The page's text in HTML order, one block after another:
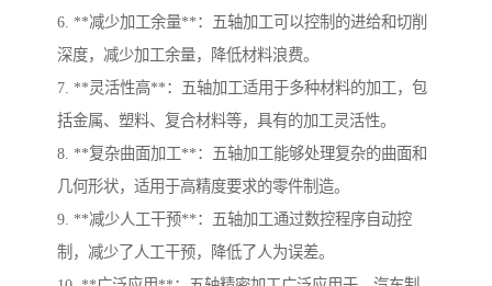
6. **减少加工余量**：五轴加工可以控制的进给和切削
深度，减少加工余量，降低材料浪费。
7. **灵活性高**：五轴加工适用于多种材料的加工，包
括金属、塑料、复合材料等，具有的加工灵活性。
8. **复杂曲面加工**：五轴加工能够处理复杂的曲面和
几何形状，适用于高精度要求的零件制造。
9. **减少人工干预**：五轴加工通过数控程序自动控
制，减少了人工干预，降低了人为误差。